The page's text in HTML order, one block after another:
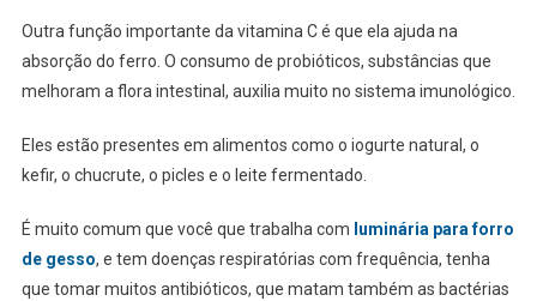
Outra função importante da vitamina C é que ela ajuda na
absorção do ferro. O consumo de probióticos, substâncias que
melhoram a flora intestinal, auxilia muito no sistema imunológico.
Eles estão presentes em alimentos como o iogurte natural, o
kefir, o chucrute, o picles e o leite fermentado.
É muito comum que você que trabalha com luminária para forro
de gesso, e tem doenças respiratórias com frequência, tenha
que tomar muitos antibióticos, que matam também as bactérias